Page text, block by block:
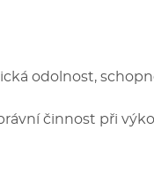
odolnost,
činnost při